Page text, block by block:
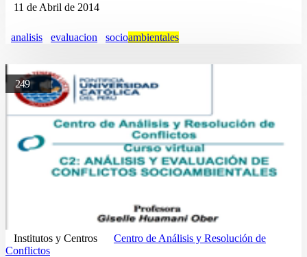
11 de Abril de 2014
analisis evaluacion socioambientales
249
Institutos y Centros
Centro de Análisis y Resolución de
Conflictos